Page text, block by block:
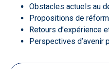
Obstacles actuels au
Propositions de
Retours d’expérience
Perspectives d’avenir